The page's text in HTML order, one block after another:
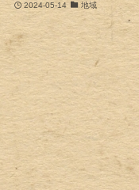
2024-05-14 地域